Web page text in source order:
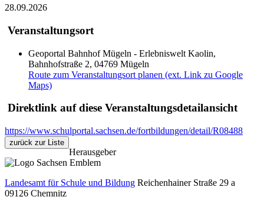
28.09.2026
Veranstaltungsort
Geoportal Bahnhof Mügeln - Erlebniswelt Kaolin,
Bahnhofstraße 2, 04769 Mügeln
Route zum Veranstaltungsort planen (ext. Link zu Google
Maps)
Direktlink auf diese Veranstaltungsdetailansicht
https://www.schulportal.sachsen.de/fortbildungen/detail/R08488
zurück zur Liste
Herausgeber
Landesamt für Schule und Bildung Reichenhainer Straße 29 a
09126 Chemnitz